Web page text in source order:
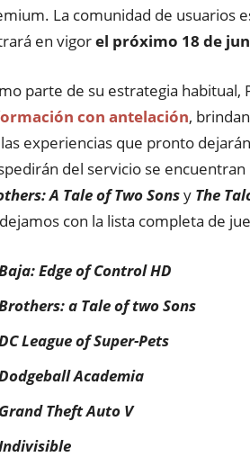
La comunidad de usuarios
en vigorel próximo 18 de
parte de su estrategia habitual,
con antelación,
experiencias que pronto
del servicio se
A Tale of Two Sonsy The
con la lista completa de
Edge of Control HD
a Tale of two Sons
League of Super-Pets
Academia
Grand Theft Auto V